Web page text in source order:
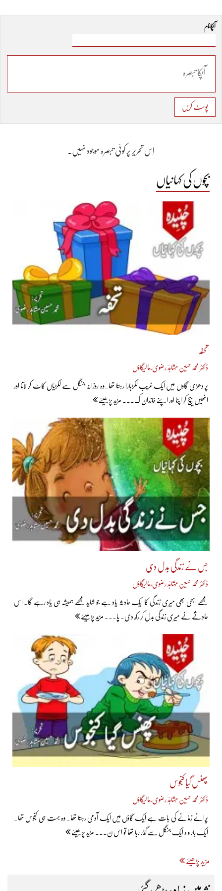
آپکا نام
پوسٹ کریں
اِس تحریر پر کوئی تبصرہ موجود نہیں۔
بچوں کی کہانیاں
تحفہ
ڈاکٹر محمد حسین مُشاہدؔ رضوی،مالیگاؤں
پر دھڑی گاوں میں ایک غریب لکڑہارا رہتا تھا۔وہ روزانہ جنگل سے لکڑیاں کاٹ کر لاتا اور
انھیں بیچ کر اپنا اور اپنے خاندان ک... مزید پڑھیئے
جس نے زندگی بدل دی
ڈاکٹر محمد حسین مُشاہدؔ رضوی،مالیگاؤں
مجھے ابھی بھی میری زندگی کا ایک حادثہ یاد ہے جو شاید مجھے ہمیشہ ہی یاد رہے گا۔ اس
حادثے نے میری زندگی بدل کر رکھ دی۔ پا... مزید پڑھیئے
پھنس گیا کنجوس
ڈاکٹر محمد حسین مُشاہدؔ رضوی،مالیگاؤں
پُرانے زمانے کی بات ہے ایک گاؤں میں ایک آدمی رہتا تھا۔ وہ بہت ہی کنجوس تھا۔
ایک بار و ہ ایک جنگل سے گذر رہا تھا تو اس ن... مزید پڑھیئے
مزید پڑھیئے